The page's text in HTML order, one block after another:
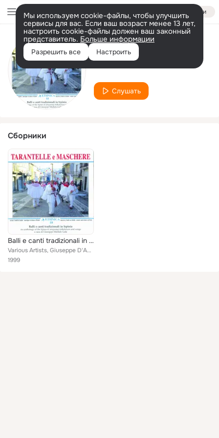
Войти
Мы используем cookie-файлы, чтобы улучшить
сервисы для вас. Если ваш возраст менее 13 лет,
настроить cookie-файлы должен ваш законный
представитель. Больше информации
Разрешить все Настроить
Исполнитель
Nicola Grasso
Слушать
Сборники
Balli e canti tradizionali in Irpinia - Campania Vol. 1: Tarantelle e maschere (An Anthology of the Irpina Folkdances and Songs)
Various Artists, Giuseppe D'Amato, Pasquale Ziviello, Canio Martiniello, Nicola Grasso, Agostino Aurilio, Antonio Sollazzo (Scer...
1999